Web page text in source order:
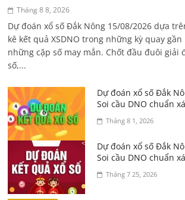
Tháng 8 8, 2026
Dự đoán xổ số Đắk Nông 15/08/2026 dựa
kê kết quả XSDNO trong những kỳ quay
những cặp số may mắn. Chốt đầu đuôi giải
số,...
Dự đoán xổ số Đắk
Soi cầu DNO chuẩn
Tháng 8 1, 2026
Dự đoán xổ số Đắk
Soi cầu DNO chuẩn
Tháng 7 25, 2026